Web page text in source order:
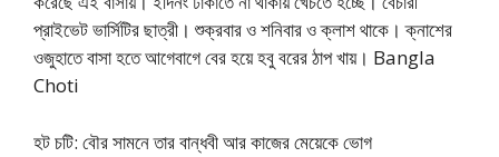
প্রাইভেট ভার্সিটির ছাত্রী। শুক্রবার ও শনিবার ও ক্লাশ থাকে। ক্নাশের
ওজুহাতে বাসা হতে আগেবাগে বের হয়ে হবু বরের ঠাপ খায়। Bangla
Choti
হট চটি: বৌর সামনে তার বান্ধবী আর কাজের মেয়েকে ভোগ